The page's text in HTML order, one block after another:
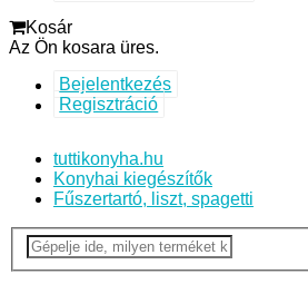
Kosár
Az Ön kosara üres.
Bejelentkezés
Regisztráció
tuttikonyha.hu
Konyhai kiegészítők
Fűszertartó, liszt, spagetti